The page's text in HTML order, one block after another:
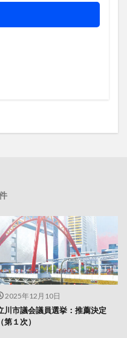
2025年12月10日
川市議会議員選挙：推薦決定
（第１次）